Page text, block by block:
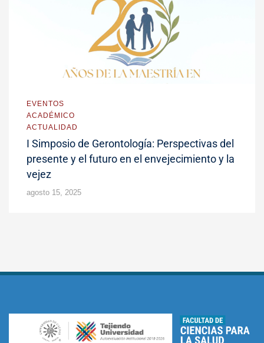
EVENTOS
ACADÉMICO
ACTUALIDAD
I Simposio de Gerontología: Perspectivas del
presente y el futuro en el envejecimiento y la
vejez
agosto 15, 2025